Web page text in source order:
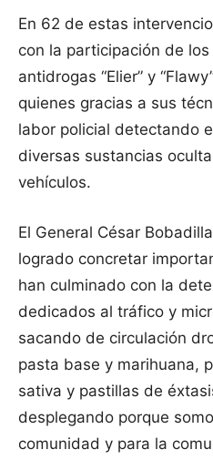
En 62 de estas
con la participación de
antidrogas “Elier” y
quienes gracias a sus
labor policial detectando
diversas sustancias
vehículos.
El General César
logrado concretar
han culminado con la
dedicados al tráfico y
sacando de circulación
pasta base y marihuana,
sativa y pastillas de
desplegando porque
comunidad y para la